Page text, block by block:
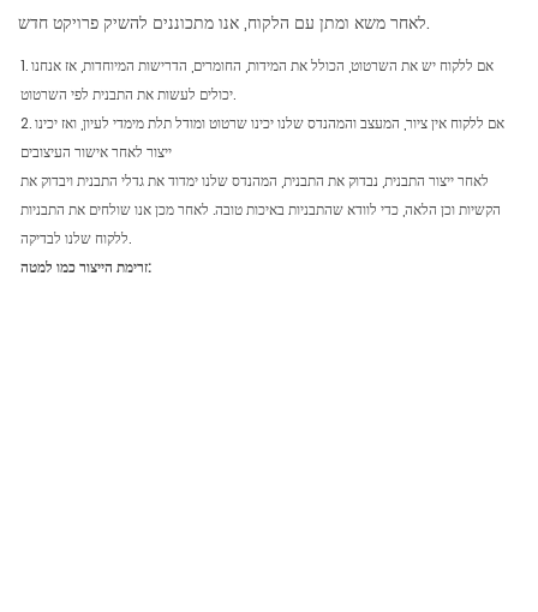
לאחר משא ומתן עם הלקוח, אנו מתכוננים להשיק פרויקט חדש.
1. אם ללקוח יש את השרטוט, הכולל את המידות, החומרים, הדרישות המיוחדות, אז אנחנו
יכולים לעשות את התבנית לפי השרטוט.
2. אם ללקוח אין ציור, המעצב והמהנדס שלנו יכינו שרטוט ומודל תלת מימדי לעיון, ואז יכינו
ייצור לאחר אישור העיצובים
לאחר ייצור התבנית, נבדוק את התבנית, המהנדס שלנו ימדוד את גדלי התבנית ויבדוק את
הקשיות וכן הלאה, כדי לוודא שהתבניות באיכות טובה. לאחר מכן אנו שולחים את התבניות
ללקוח שלנו לבדיקה.
זרימת הייצור כמו למטה: